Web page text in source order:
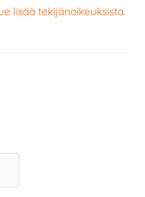
lisää tekijänoikeuksista.